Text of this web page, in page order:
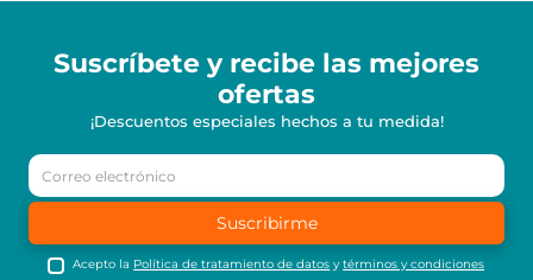
Suscríbete y recibe las mejores
ofertas
¡Descuentos especiales hechos a tu medida!
Suscribirme
Acepto la Política de tratamiento de datos ytérminos y condiciones